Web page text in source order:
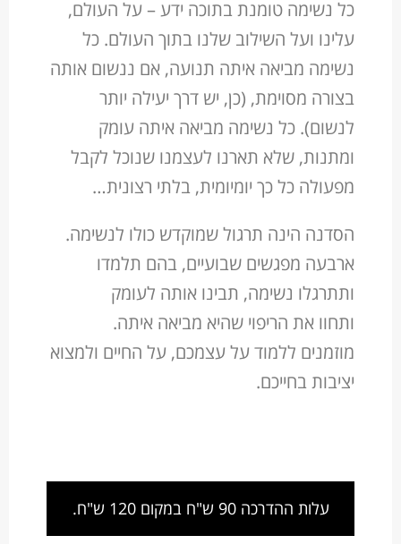
כל נשימה טומנת בתוכה ידע – על העולם,
עלינו ועל השילוב שלנו בתוך העולם. כל
נשימה מביאה איתה תנועה, אם ננשום אותה
בצורה מסוימת, (כן, יש דרך יעילה יותר
לנשום). כל נשימה מביאה איתה עומק
ומתנות, שלא תארנו לעצמנו שנוכל לקבל
מפעולה כל כך יומיומית, בלתי רצונית…
הסדנה הינה תרגול שמוקדש כולו לנשימה.
ארבעה מפגשים שבועיים, בהם תלמדו
ותתרגלו נשימה, תבינו אותה לעומק
ותחוו את הריפוי שהיא מביאה איתה.
מוזמנים ללמוד על עצמכם, על החיים ולמצוא
יציבות בחייכם.
עלות ההדרכה 90 ש"ח במקום 120 ש"ח.